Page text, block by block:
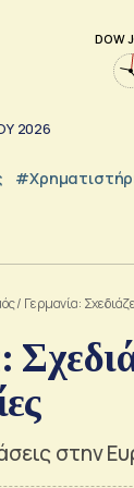
DOW
2026
/ Γερμανία:
στην